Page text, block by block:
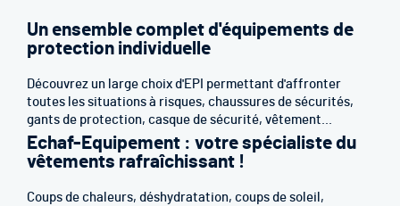
Un ensemble complet d'équipements de
protection individuelle
Découvrez un large choix d'EPI permettant d'affronter
toutes les situations à risques, chaussures de sécurités,
gants de protection, casque de sécurité, vêtement...
Echaf-Equipement : votre spécialiste du
vêtements rafraîchissant !
Coups de chaleurs, déshydratation, coups de soleil,